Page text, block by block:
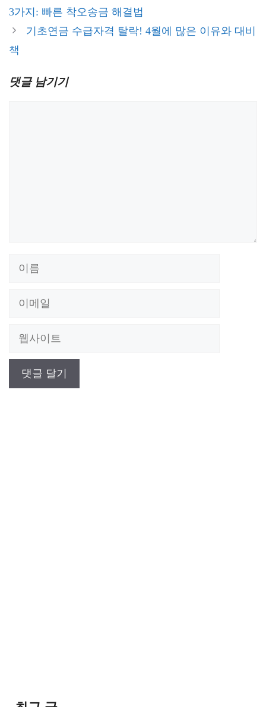
3가지: 빠른 착오송금 해결법
기초연금 수급자격 탈락! 4월에 많은 이유와 대비
책
댓글 남기기
트